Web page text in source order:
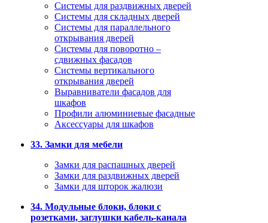
Системы для раздвижных дверей
Системы для складных дверей
Системы для параллельного
открывания дверей
Системы для поворотно –
сдвижных фасадов
Системы вертикального
открывания дверей
Выравниватели фасадов для
шкафов
Профили алюминиевые фасадные
Аксессуары для шкафов
33. Замки для мебели
Замки для распашных дверей
Замки для раздвижных дверей
Замки для шторок жалюзи
34. Модульные блоки, блоки с
розетками, заглушки кабель-канала